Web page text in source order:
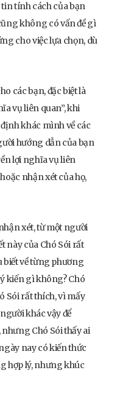
tính cách của bạn
không có vấn đề gì
cho việc lựa chọn, dù
các bạn, đặc biệt là
vụ liên quan”, khi
khác mình về các
hướng dẫn của bạn
lợi nghĩa vụ liên
nhận xét của họ,
xét, từ một người
này của Chó Sói rất
biết về từng phương
kiến gì không? Chó
Sói rất thích, vì mấy
khác vậy để
Chó Sói thấy ai
nay có kiến thức
hợp lý, nhưng khúc